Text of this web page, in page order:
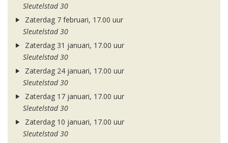
Sleutelstad 30
Zaterdag 7 februari, 17.00 uur
Sleutelstad 30
Zaterdag 31 januari, 17.00 uur
Sleutelstad 30
Zaterdag 24 januari, 17.00 uur
Sleutelstad 30
Zaterdag 17 januari, 17.00 uur
Sleutelstad 30
Zaterdag 10 januari, 17.00 uur
Sleutelstad 30